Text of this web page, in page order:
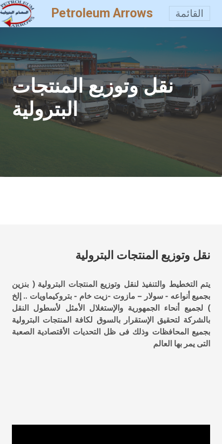
Petroleum Arrows القائمة
نقل وتوزيع المنتجات
البترولية
نقل وتوزيع المنتجات البترولية
يتم التخطيط والتنفيذ لنقل وتوزيع المنتجات البترولية ( بنزين
بجميع أنواعه - سولار – مازوت -زيت خام - بتروكيماويات .. إلخ
) لجميع أنحاء الجمهورية والإستغلال الأمثل لأسطول النقل
بالشركة لتحقيق الإستقرار بالسوق لكافة المنتجات البترولية
بجميع المحافظات وذلك فى ظل التحديات الأقتصادية الصعبة
التى يمر بها العالم